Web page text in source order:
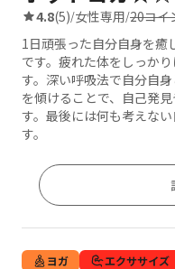
4.8(5)/女性専用/20コイ
1日頑張った自分自身を癒
です。疲れた体をしっか
す。深い呼吸法で自分自
を傾けることで、自己発
す。最後には何も考えな
す。
ヨガ エクササイズ